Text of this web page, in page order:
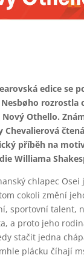
edice se
rozrostla
Nový Othello.
Chevalierová
příběh na
Williama
chlapec Osei
cokoli změní
sportovní talent,
a proto jeho
stačit jedna
plácku číhají